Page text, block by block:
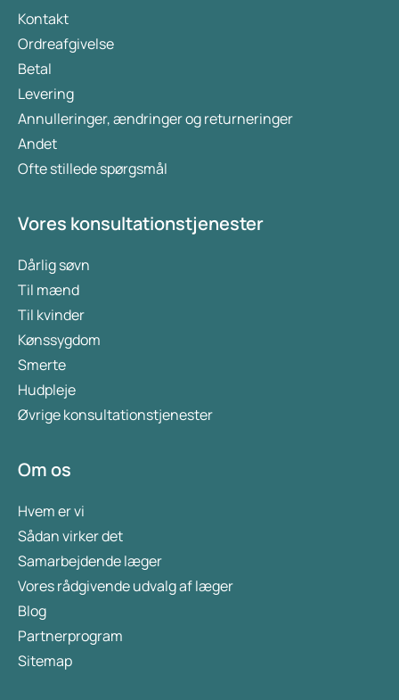
Kontakt
Ordreafgivelse
Betal
Levering
Annulleringer, ændringer og returneringer
Andet
Ofte stillede spørgsmål
Vores konsultationstjenester
Dårlig søvn
Til mænd
Til kvinder
Kønssygdom
Smerte
Hudpleje
Øvrige konsultationstjenester
Om os
Hvem er vi
Sådan virker det
Samarbejdende læger
Vores rådgivende udvalg af læger
Blog
Partnerprogram
Sitemap